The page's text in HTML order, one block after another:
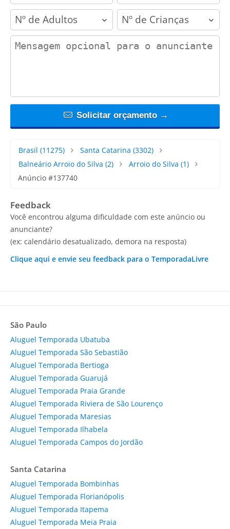
adults children
contact_message
Solicitar orçamento →
Brasil (11275) Santa Catarina (3302)
Balneário Arroio do Silva (2) Arroio do Silva (1)
Anúncio #137740
Feedback
Você encontrou alguma dificuldade com este anúncio ou
anunciante?
(ex: calendário desatualizado, demora na resposta)
Clique aqui e envie seu feedback para o TemporadaLivre
São Paulo
Aluguel Temporada Ubatuba
Aluguel Temporada São Sebastião
Aluguel Temporada Bertioga
Aluguel Temporada Guarujá
Aluguel Temporada Praia Grande
Aluguel Temporada Riviera de São Lourenço
Aluguel Temporada Maresias
Aluguel Temporada Ilhabela
Aluguel Temporada Campos do Jordão
Santa Catarina
Aluguel Temporada Bombinhas
Aluguel Temporada Florianópolis
Aluguel Temporada Itapema
Aluguel Temporada Meia Praia